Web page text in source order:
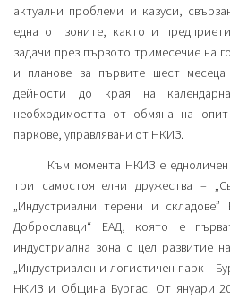
актуални проблеми и казуси,
една от зоните, както и
задачи през първото тримесечие на
и планове за първите шест
дейности до края на
необходимостта от обмяна на
паркове, управлявани от НКИЗ.
Към момента НКИЗ е
три самостоятелни дружества –
„Индустриални терени и
Доброславци“ ЕАД, която е
индустриална зона с цел развитие
„Индустриален и логистичен парк -
НКИЗ и Община Бургас. От януари